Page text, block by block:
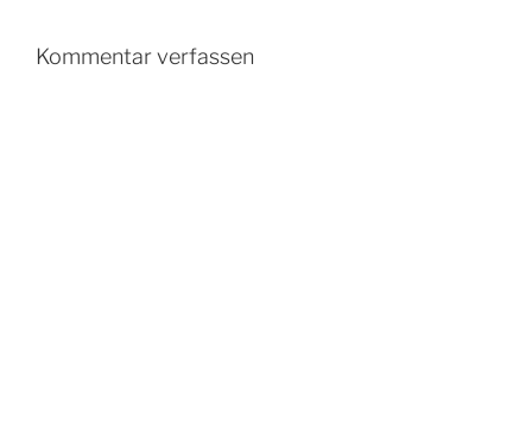
Kommentar verfassen